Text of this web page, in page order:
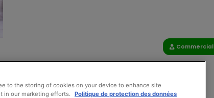
Commercial
to the storing of cookies on your device to enhance site
in our marketing efforts. Politique de protection des données